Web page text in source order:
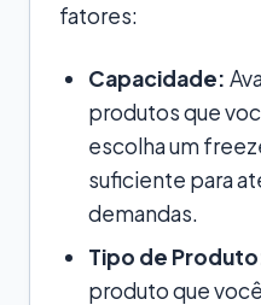
fatores:
Capacidade:
produtos que
escolha um
suficiente para
demandas.
Tipo de
produto que